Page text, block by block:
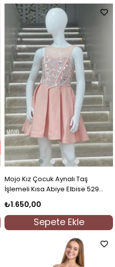
Mojo Kız Çocuk Aynalı Taş
İşlemeli Kısa Abiye Elbise 529
₺1.650,00
Sepete Ekle